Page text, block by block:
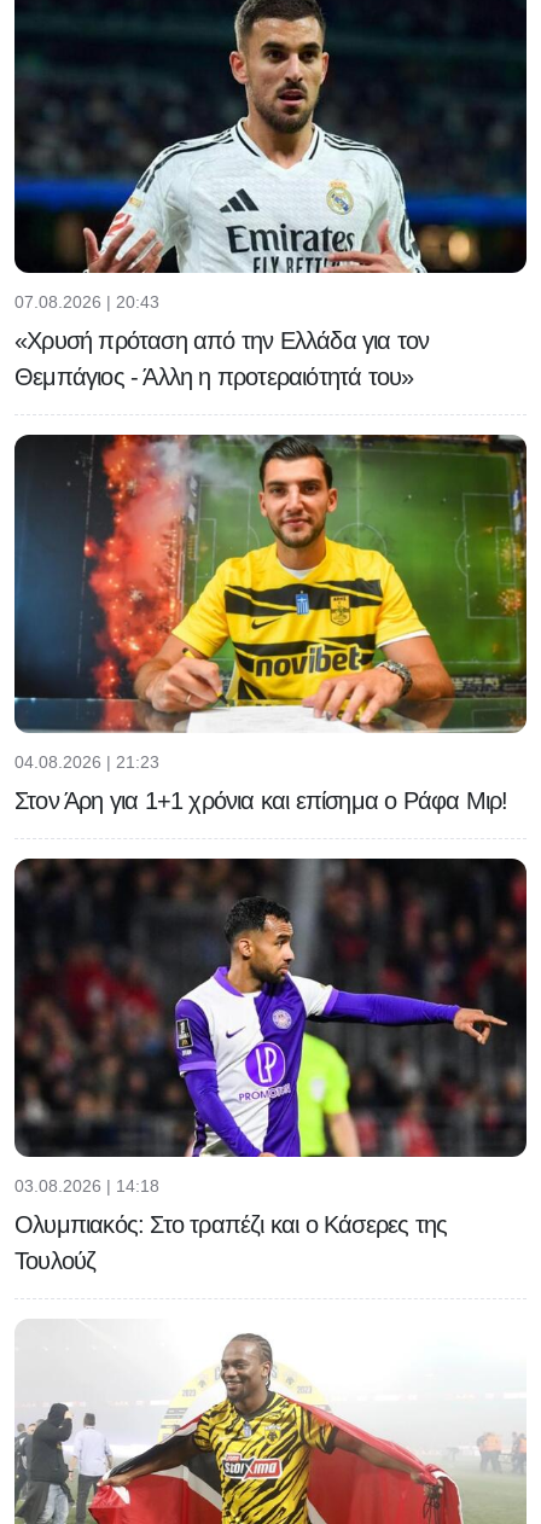
07.08.2026 | 20:43
«Χρυσή πρόταση από την Ελλάδα για τον
Θεμπάγιος - Άλλη η προτεραιότητά του»
04.08.2026 | 21:23
Στον Άρη για 1+1 χρόνια και επίσημα ο Ράφα Μιρ!
03.08.2026 | 14:18
Ολυμπιακός: Στο τραπέζι και ο Κάσερες της
Τουλούζ